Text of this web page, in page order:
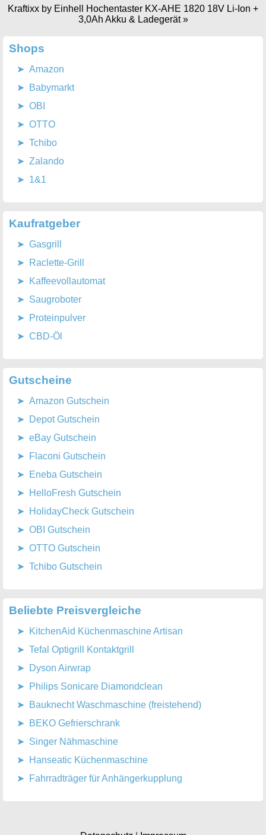
Kraftixx by Einhell Hochentaster KX-AHE 1820 18V Li-Ion +
3,0Ah Akku & Ladegerät»
Shops
Amazon
Babymarkt
OBI
OTTO
Tchibo
Zalando
1&1
Kaufratgeber
Gasgrill
Raclette-Grill
Kaffeevollautomat
Saugroboter
Proteinpulver
CBD-Öl
Gutscheine
Amazon Gutschein
Depot Gutschein
eBay Gutschein
Flaconi Gutschein
Eneba Gutschein
HelloFresh Gutschein
HolidayCheck Gutschein
OBI Gutschein
OTTO Gutschein
Tchibo Gutschein
Beliebte Preisvergleiche
KitchenAid Küchenmaschine Artisan
Tefal Optigrill Kontaktgrill
Dyson Airwrap
Philips Sonicare Diamondclean
Bauknecht Waschmaschine (freistehend)
BEKO Gefrierschrank
Singer Nähmaschine
Hanseatic Küchenmaschine
Fahrradträger für Anhängerkupplung